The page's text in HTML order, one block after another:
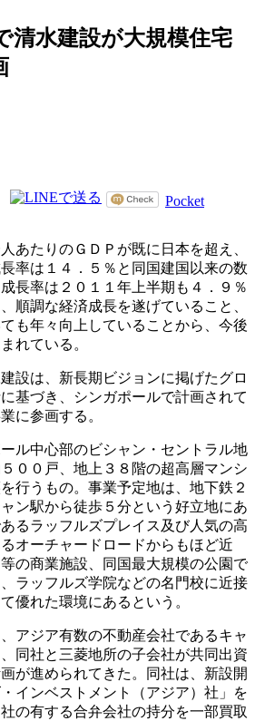
清水建設が大規模住宅
Pocket
あたりのＧＤＰが既に日本を超え、
率は１４．５％と同国建国以来の数
長率は２０１１年上半期も４．９％
順調な経済成長を遂げていること、
も年々向上していることから、今後
れている。
設は、新長期ビジョンに掲げたグロ
基づき、シンガポールで計画されて
に参画する。
ル中心部のビシャン・セントラル地
００戸、地上３８階の超高層マンシ
行うもの。事業予定地は、地下鉄２
ン駅から徒歩５分という好立地にあ
るラッフルズプレイス及び人気の高
オーチャードロードからもほど近
の商業施設、同国最大規模の公園で
ラッフルズ学院などの名門校に近接
優れた環境にあるという。
アジア有数の不動産会社であるキャ
同社と三菱地所の子会社が共同出資
が進められてきた。同社は、新設開
インベストメント（アジア）社」を
の有する合弁会社の持分を一部買取